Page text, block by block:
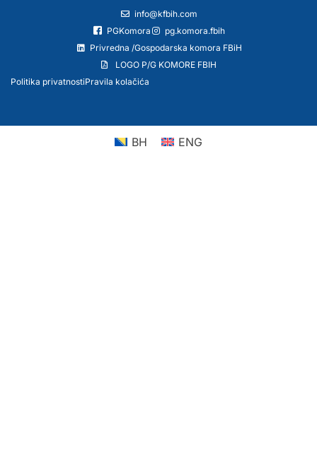
info@kfbih.com
PGKomora
pg.komora.fbih
Privredna /Gospodarska komora FBiH
LOGO P/G KOMORE FBIH
Politika privatnostiPravila kolačića
BH ENG